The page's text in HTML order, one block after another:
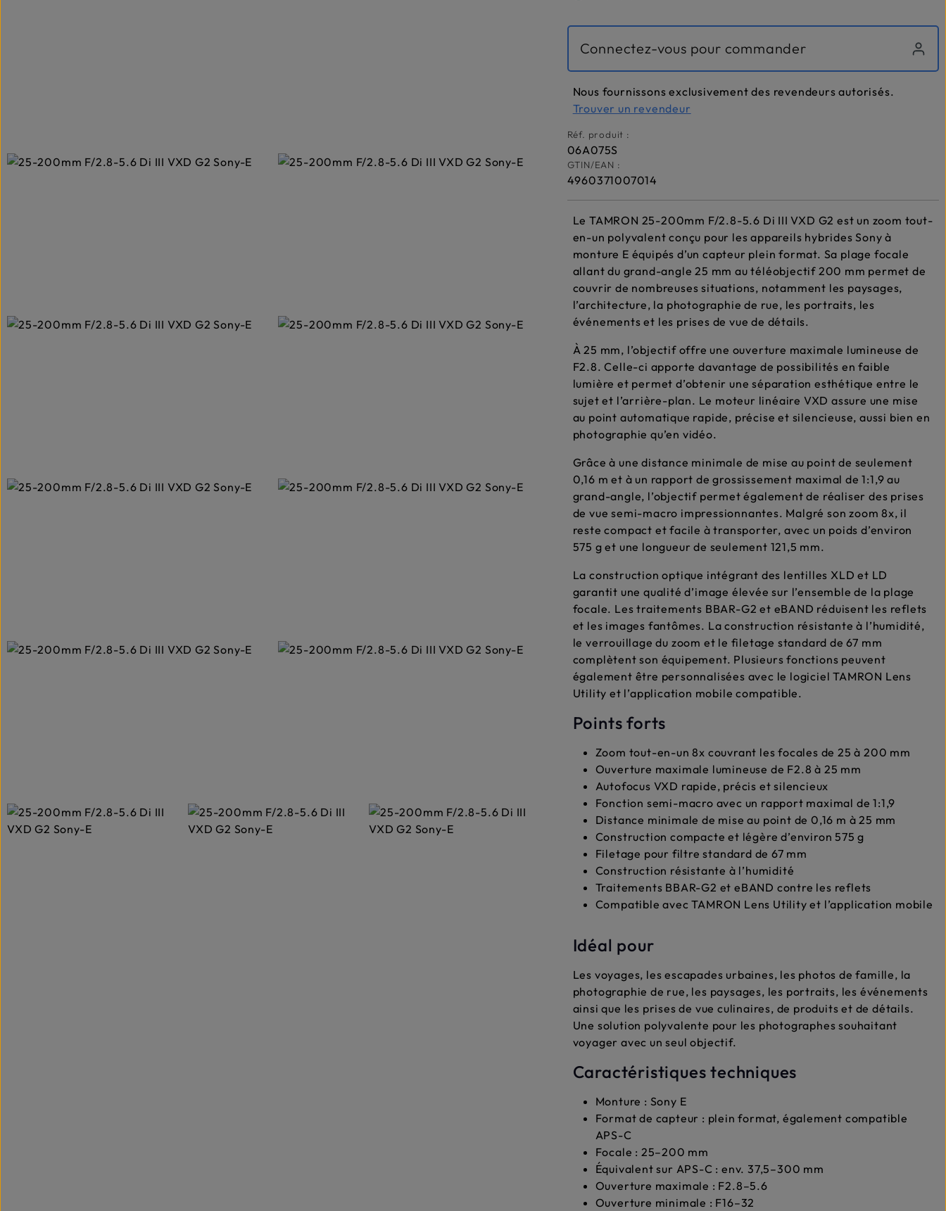
Connectez-vous pour commander
Nous fournissons exclusivement des revendeurs autorisés.
Trouver un revendeur
Réf. produit :
06A075S
GTIN/EAN :
4960371007014
Le TAMRON 25-200mm F/2.8-5.6 Di III VXD G2 est un zoom tout-
en-un polyvalent conçu pour les appareils hybrides Sony à
monture E équipés d’un capteur plein format. Sa plage focale
allant du grand-angle 25 mm au téléobjectif 200 mm permet de
couvrir de nombreuses situations, notamment les paysages,
l’architecture, la photographie de rue, les portraits, les
événements et les prises de vue de détails.
À 25 mm, l’objectif offre une ouverture maximale lumineuse de
F2.8. Celle-ci apporte davantage de possibilités en faible
lumière et permet d’obtenir une séparation esthétique entre le
sujet et l’arrière-plan. Le moteur linéaire VXD assure une mise
au point automatique rapide, précise et silencieuse, aussi bien en
photographie qu’en vidéo.
Grâce à une distance minimale de mise au point de seulement
0,16 m et à un rapport de grossissement maximal de 1:1,9 au
grand-angle, l’objectif permet également de réaliser des prises
de vue semi-macro impressionnantes. Malgré son zoom 8x, il
reste compact et facile à transporter, avec un poids d’environ
575 g et une longueur de seulement 121,5 mm.
La construction optique intégrant des lentilles XLD et LD
garantit une qualité d’image élevée sur l’ensemble de la plage
focale. Les traitements BBAR-G2 et eBAND réduisent les reflets
et les images fantômes. La construction résistante à l’humidité,
le verrouillage du zoom et le filetage standard de 67 mm
complètent son équipement. Plusieurs fonctions peuvent
également être personnalisées avec le logiciel TAMRON Lens
Utility et l’application mobile compatible.
Points forts
Zoom tout-en-un 8x couvrant les focales de 25 à 200 mm
Ouverture maximale lumineuse de F2.8 à 25 mm
Autofocus VXD rapide, précis et silencieux
Fonction semi-macro avec un rapport maximal de 1:1,9
Distance minimale de mise au point de 0,16 m à 25 mm
Construction compacte et légère d’environ 575 g
Filetage pour filtre standard de 67 mm
Construction résistante à l’humidité
Traitements BBAR-G2 et eBAND contre les reflets
Compatible avec TAMRON Lens Utility et l’application mobile
Idéal pour
Les voyages, les escapades urbaines, les photos de famille, la
photographie de rue, les paysages, les portraits, les événements
ainsi que les prises de vue culinaires, de produits et de détails.
Une solution polyvalente pour les photographes souhaitant
voyager avec un seul objectif.
Caractéristiques techniques
Monture : Sony E
Format de capteur : plein format, également compatible
APS-C
Focale : 25–200 mm
Équivalent sur APS-C : env. 37,5–300 mm
Ouverture maximale : F2.8–5.6
Ouverture minimale : F16–32